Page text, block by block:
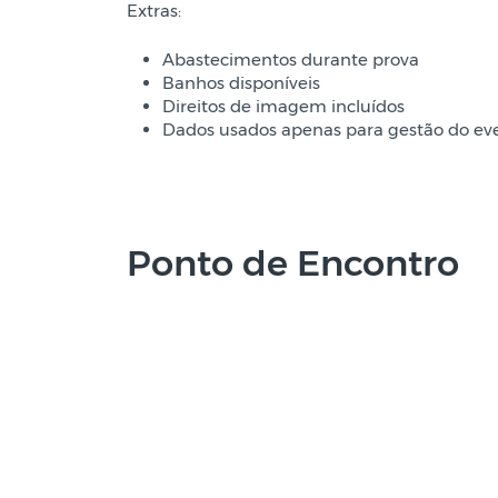
Extras:
Abastecimentos durante prova
Banhos disponíveis
Direitos de imagem incluídos
Dados usados apenas para gestão do
Ponto de Encontro